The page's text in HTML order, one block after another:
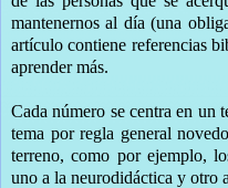
mantenernos al día (una
artículo contiene referencias
aprender más.
Cada número se centra en un
tema por regla general
terreno, como por ejemplo,
uno a la neurodidáctica y otro